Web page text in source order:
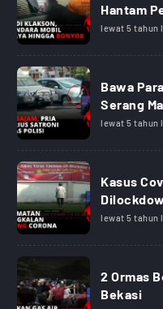
Hantam
lewat 5 tahun
Bawa
Serang
lewat 5 tahun
Kasus
lewat 5 tahun
2 Ormas
Bekasi